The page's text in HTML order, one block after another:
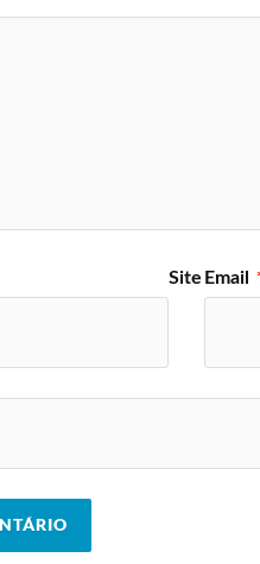
Email
Site